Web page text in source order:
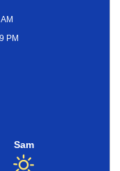
PM
Sam